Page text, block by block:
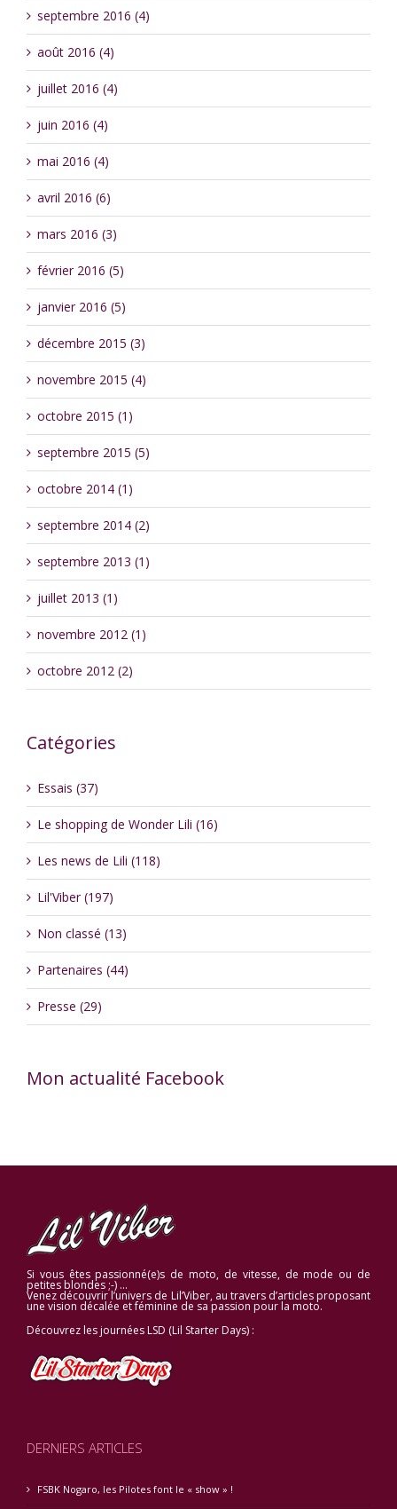
septembre 2016 (4)
août 2016 (4)
juillet 2016 (4)
juin 2016 (4)
mai 2016 (4)
avril 2016 (6)
mars 2016 (3)
février 2016 (5)
janvier 2016 (5)
décembre 2015 (3)
novembre 2015 (4)
octobre 2015 (1)
septembre 2015 (5)
octobre 2014 (1)
septembre 2014 (2)
septembre 2013 (1)
juillet 2013 (1)
novembre 2012 (1)
octobre 2012 (2)
Catégories
Essais (37)
Le shopping de Wonder Lili (16)
Les news de Lili (118)
Lil'Viber (197)
Non classé (13)
Partenaires (44)
Presse (29)
Mon actualité Facebook
Si vous êtes passionné(e)s de moto, de vitesse, de mode ou de
petites blondes ;-) …
Venez découvrir l’univers de Lil’Viber, au travers d’articles proposant
une vision décalée et féminine de sa passion pour la moto.
Découvrez les journées LSD (Lil Starter Days) :
DERNIERS ARTICLES
FSBK Nogaro, les Pilotes font le « show » !